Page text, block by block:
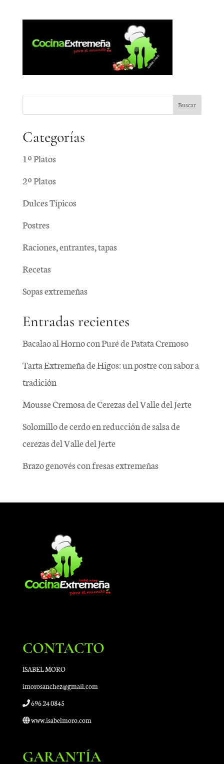
Categorías
1º Platos
2º Platos
Dulces Típicos
Postres
Raciones, entrantes, tapas
Recetas
Sopas extremeñas
Entradas recientes
Bacalao al Horno con Puré de Patata Cremoso
Tarta Extremeña de Higos: un postre con sabor a
tradición
Mousse Cremosa de Cerezas del Valle del Jerte
Solomillo de cerdo en reducción de salsa de
cerezas del Valle del Jerte
Brazo genovés con fresas extremeñas
CONTACTO
ISABEL MORO
imorosanchez@gmail.com
696 24 0845
www.isabelmoro.com
GARANTÍA